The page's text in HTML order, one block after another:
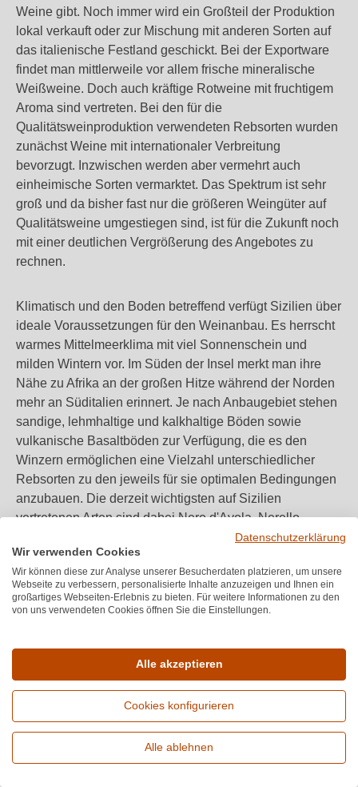
Weine gibt. Noch immer wird ein Großteil der Produktion
lokal verkauft oder zur Mischung mit anderen Sorten auf
das italienische Festland geschickt. Bei der Exportware
findet man mittlerweile vor allem frische mineralische
Weißweine. Doch auch kräftige Rotweine mit fruchtigem
Aroma sind vertreten. Bei den für die
Qualitätsweinproduktion verwendeten Rebsorten wurden
zunächst Weine mit internationaler Verbreitung
bevorzugt. Inzwischen werden aber vermehrt auch
einheimische Sorten vermarktet. Das Spektrum ist sehr
groß und da bisher fast nur die größeren Weingüter auf
Qualitätsweine umgestiegen sind, ist für die Zukunft noch
mit einer deutlichen Vergrößerung des Angebotes zu
rechnen.
Klimatisch und den Boden betreffend verfügt Sizilien über
ideale Voraussetzungen für den Weinanbau. Es herrscht
warmes Mittelmeerklima mit viel Sonnenschein und
milden Wintern vor. Im Süden der Insel merkt man ihre
Nähe zu Afrika an der großen Hitze während der Norden
mehr an Süditalien erinnert. Je nach Anbaugebiet stehen
sandige, lehmhaltige und kalkhaltige Böden sowie
vulkanische Basaltböden zur Verfügung, die es den
Winzern ermöglichen eine Vielzahl unterschiedlicher
Rebsorten zu den jeweils für sie optimalen Bedingungen
anzubauen. Die derzeit wichtigsten auf Sizilien
vertretenen Arten sind dabei Nero d'Avola, Nerello
Mascalese und Inzolia. Doch das kann sich durchaus
ändern, denn hier gibt es noch viele Weine zu entdecken
und die Weinbauregion Sizilien hat zweifellos das
Potenzial, sich an zukünftige Geschmackstrends
anzupassen.
WirWinzer FAQ - die meistgestellten Sizilien-
Wie viel Hektar Rebfläche hat Sizilien?
Die Insel Sizilien ist die größte Weinbauregion Italiens.
Erweiterte Suche
Datenschutzerklärung
Wir verwenden Cookies
Wir können diese zur Analyse unserer Besucherdaten platzieren, um unsere
Webseite zu verbessern, personalisierte Inhalte anzuzeigen und Ihnen ein
großartiges Webseiten-Erlebnis zu bieten. Für weitere Informationen zu den
von uns verwendeten Cookies öffnen Sie die Einstellungen.
Alle akzeptieren
Cookies konfigurieren
Alle ablehnen